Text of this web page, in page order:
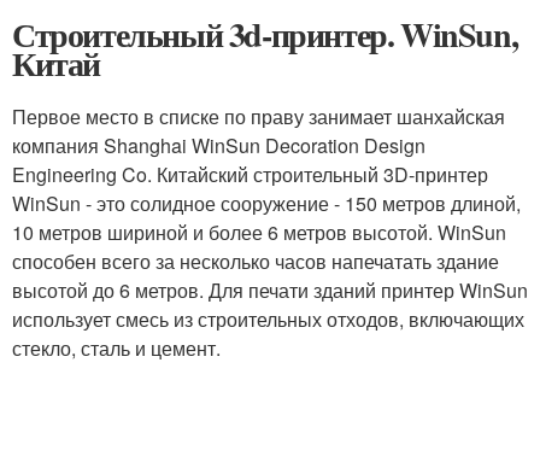
Строительный 3d-принтер. WinSun,
Китай
Первое место в списке по праву занимает шанхайская
компания Shanghai WinSun Decoration Design
Engineering Co. Китайский строительный 3D-принтер
WinSun - это солидное сооружение - 150 метров длиной,
10 метров шириной и более 6 метров высотой. WinSun
способен всего за несколько часов напечатать здание
высотой до 6 метров. Для печати зданий принтер WinSun
использует смесь из строительных отходов, включающих
стекло, сталь и цемент.